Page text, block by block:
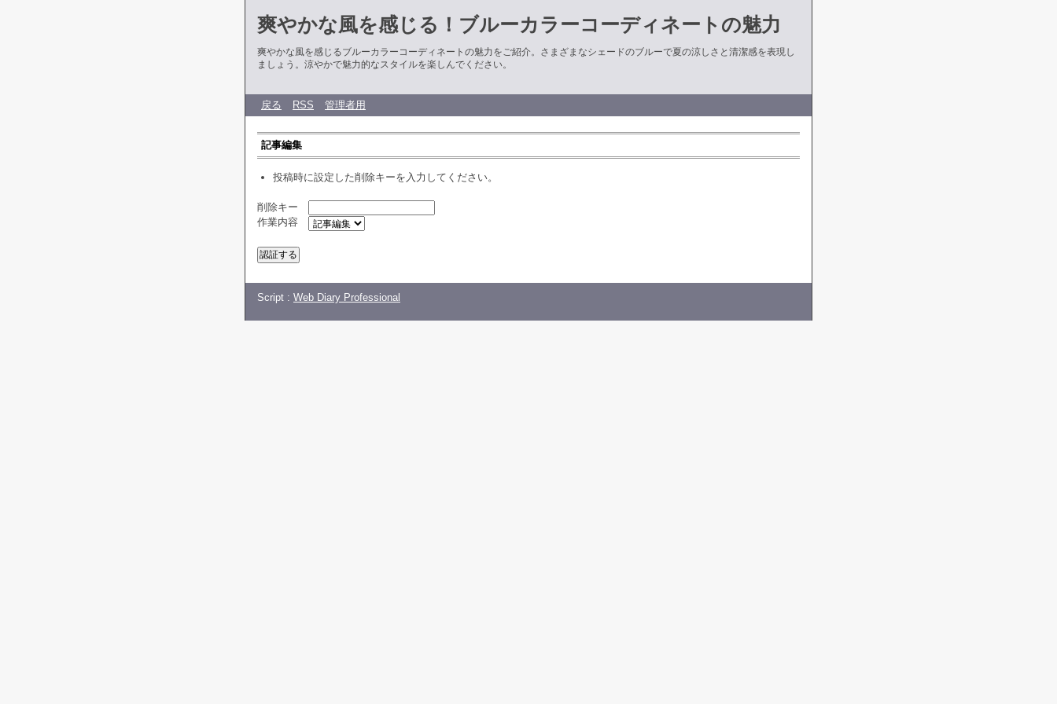
爽やかな風を感じる！ブルーカラーコーディネートの魅力
爽やかな風を感じるブルーカラーコーディネートの魅力をご紹介。さまざまなシェードのブルーで夏の涼しさと清潔感を表現し
ましょう。涼やかで魅力的なスタイルを楽しんでください。
戻る RSS 管理者用
記事編集
投稿時に設定した削除キーを入力してください。
削除キー
作業内容
Script : Web Diary Professional